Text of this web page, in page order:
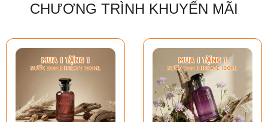
CHƯƠNG TRÌNH KHUYẾN MÃI